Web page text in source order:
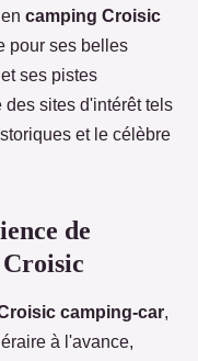
camping Croisic
pour ses belles
ses pistes
sites d'intérêt tels
et le célèbre
de
Croisic
camping-car,
à l'avance,